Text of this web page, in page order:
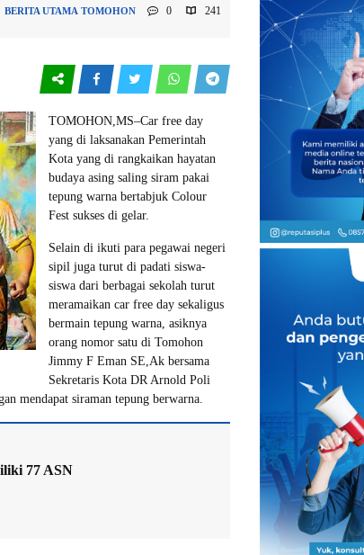
BERITA UTAMA TOMOHON 0 241
TOMOHON,MS–Car free day
yang di laksanakan Pemerintah
Kota yang di rangkaikan hayatan
budaya asing saling siram pakai
tepung warna bertabjuk Colour
Fest sukses di gelar.
Selain di ikuti para pegawai negeri
sipil juga turut di padati siswa-
siswa dari berbagai sekolah turut
meramaikan car free day sekaligus
bermain tepung warna, asiknya
orang nomor satu di Tomohon
Jimmy F Eman SE,Ak bersama
Sekretaris Kota DR Arnold Poli
mendapat siraman tepung berwarna.
77 ASN